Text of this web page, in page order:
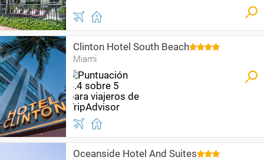
Clinton Hotel South Beach
Miami
Oceanside Hotel And Suites